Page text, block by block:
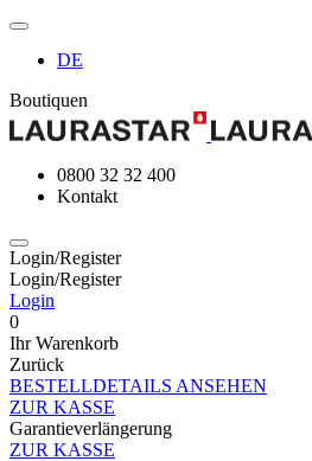
DE
Boutiquen
0800 32 32 400
Kontakt
Login/Register
Login/Register
Login
0
Ihr Warenkorb
Zurück
BESTELLDETAILS ANSEHEN
ZUR KASSE
Garantieverlängerung
ZUR KASSE